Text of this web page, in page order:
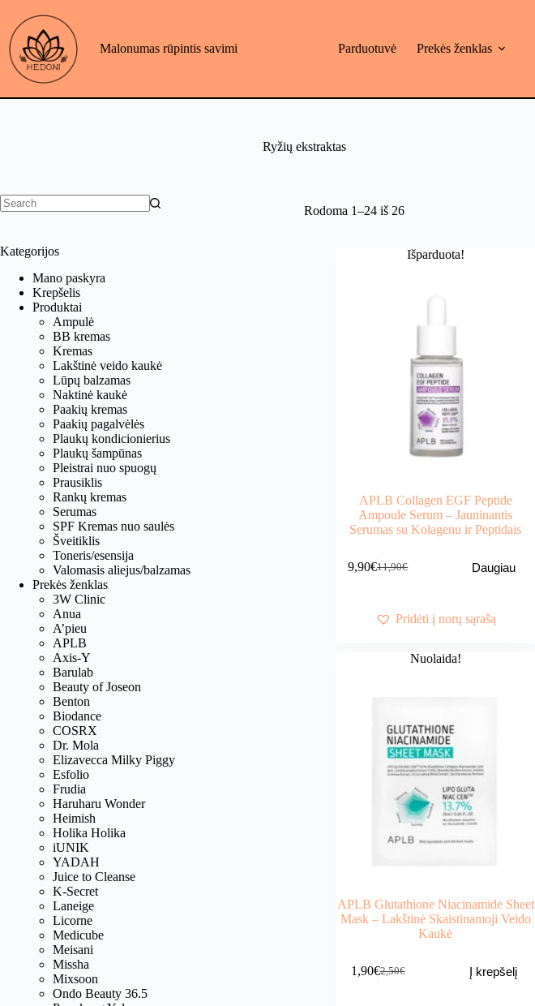
content
Malonumas rūpintis savimi
Parduotuvė Prekės ženklas
Ryžių ekstraktas
Rodoma 1–24 iš 26
Išparduota!
APLB Collagen EGF Peptide
Ampoule Serum – Jauninantis
Serumas su Kolagenu ir Peptidais
11,90€
Original
11,90€.
9,90€Current
9,90€.
Daugiau
Pridėti į norų sąrašą
Nuolaida!
APLB Glutathione Niacinamide Sheet
Mask – Lakštinė Skaistinamoji Veido
Kaukė
2,50€
Original
1,90€Current
Į krepšelį
Kategorijos
Mano paskyra
Krepšelis
Produktai
Ampulė
BB kremas
Kremas
Lakštinė veido kaukė
Lūpų balzamas
Naktinė kaukė
Paakių kremas
Paakių pagalvėlės
Plaukų kondicionierius
Plaukų šampūnas
Pleistrai nuo spuogų
Prausiklis
Rankų kremas
Serumas
SPF Kremas nuo saulės
Šveitiklis
Toneris/esensija
Valomasis aliejus/balzamas
Prekės ženklas
3W Clinic
Anua
A’pieu
APLB
Axis-Y
Barulab
Beauty of Joseon
Benton
Biodance
COSRX
Dr. Mola
Elizavecca Milky Piggy
Esfolio
Frudia
Haruharu Wonder
Heimish
Holika Holika
iUNIK
YADAH
Juice to Cleanse
K-Secret
Laneige
Licorne
Medicube
Meisani
Missha
Mixsoon
Ondo Beauty 36.5